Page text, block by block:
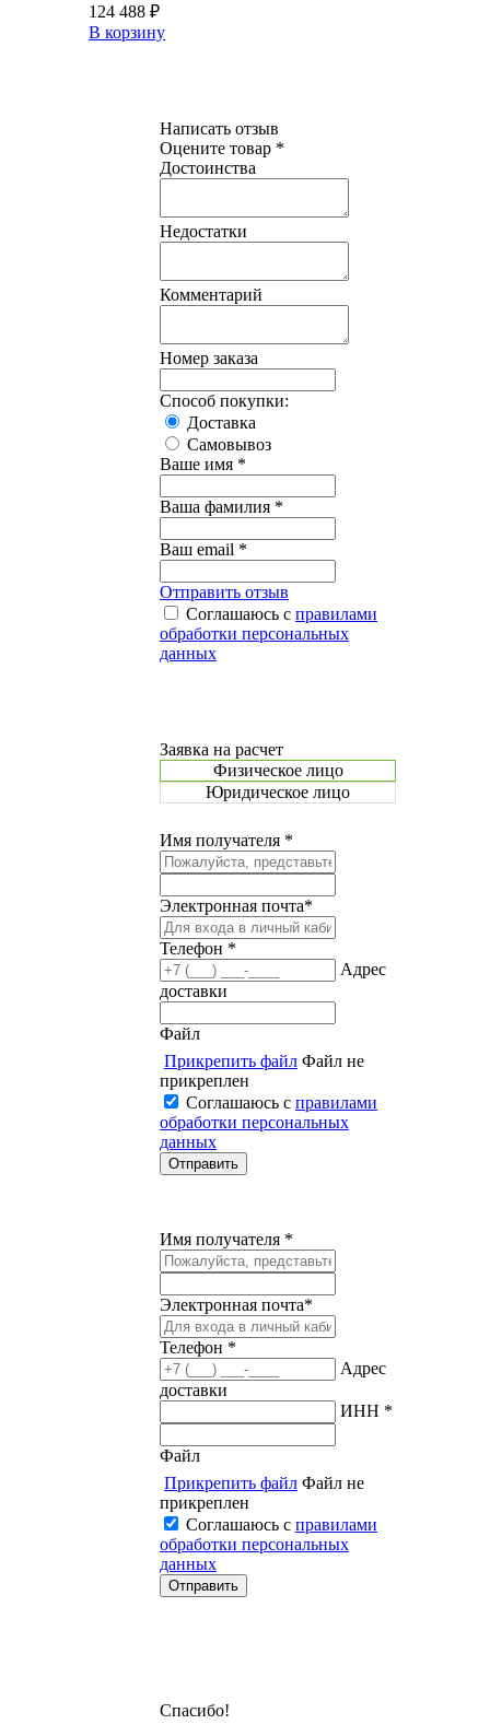
124 488 ₽
В корзину
Написать отзыв
Оцените товар *
Достоинства
Недостатки
Комментарий
Номер заказа
Способ покупки:
Доставка
Самовывоз
Ваше имя *
Ваша фамилия *
Ваш email *
Отправить отзыв
Соглашаюсь с правилами
обработки персональных
данных
Заявка на расчет
Физическое лицо
Юридическое лицо
Имя получателя *
Электронная почта*
Телефон *
Адрес
доставки
Файл
Прикрепить файл Файл не
прикреплен
Соглашаюсь с правилами
обработки персональных
данных
Имя получателя *
Электронная почта*
Телефон *
Адрес
доставки
ИНН *
Файл
Прикрепить файл Файл не
прикреплен
Соглашаюсь с правилами
обработки персональных
данных
Спасибо!